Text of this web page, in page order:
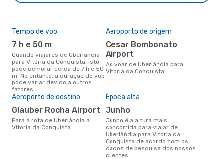
Tempo de voo
7 h e 50 m
Quando viajares de Uberlândia
para Vitoria da Conquista, isto
pode demorar cerca de 7 h e 50
m. No entanto, a duração do voo
pode variar devido a outros
fatores
Aeroporto de origem
Cesar Bombonato
Airport
Ao voar de Uberlândia para
Vitoria da Conquista
Aeroporto de destino
Glauber Rocha Airport
Para a rota de Uberlândia a
Vitoria da Conquista
Época alta
junho
junho é a altura mais
concorrida para viajar de
Uberlândia para Vitoria da
Conquista de acordo com os
dados de pesquisa dos nossos
clientes